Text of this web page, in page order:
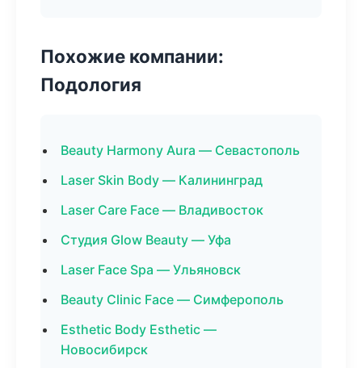
Похожие компании:
Подология
Beauty Harmony Aura — Севастополь
Laser Skin Body — Калининград
Laser Care Face — Владивосток
Студия Glow Beauty — Уфа
Laser Face Spa — Ульяновск
Beauty Clinic Face — Симферополь
Esthetic Body Esthetic —
Новосибирск